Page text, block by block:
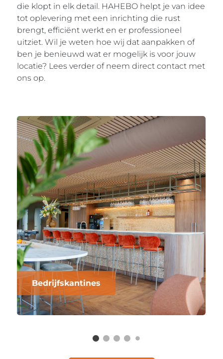
die klopt in elk detail. HAHEBO helpt je van idee
tot oplevering met een inrichting die rust
brengt, efficiënt werkt en er professioneel
uitziet. Wil je weten hoe wij dat aanpakken of
ben je benieuwd wat er mogelijk is voor jouw
locatie? Lees verder of neem direct contact met
ons op.
Bedrijfskantines